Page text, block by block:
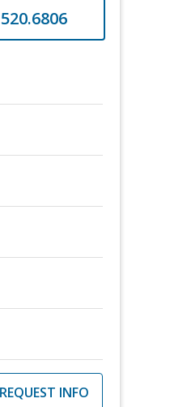
REQUEST INFO